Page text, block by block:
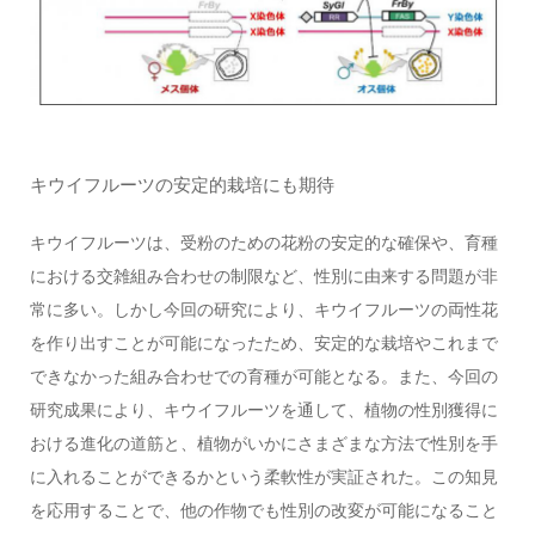
キウイフルーツの安定的栽培にも期待
キウイフルーツは、受粉のための花粉の安定的な確保や、育種
における交雑組み合わせの制限など、性別に由来する問題が非
常に多い。しかし今回の研究により、キウイフルーツの両性花
を作り出すことが可能になったため、安定的な栽培やこれまで
できなかった組み合わせでの育種が可能となる。また、今回の
研究成果により、キウイフルーツを通して、植物の性別獲得に
おける進化の道筋と、植物がいかにさまざまな方法で性別を手
に入れることができるかという柔軟性が実証された。この知見
を応用することで、他の作物でも性別の改変が可能になること